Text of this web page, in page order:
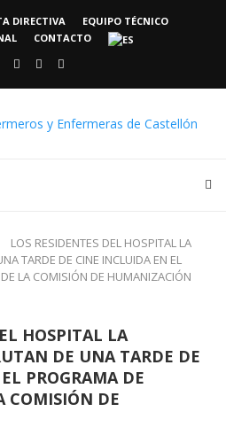
DIRECTIVA
EQUIPO TÉCNICO
CONTACTO
LOS RESIDENTES DEL HOSPITAL LA
TARDE DE CINE INCLUIDA EN EL
LA COMISIÓN DE HUMANIZACIÓN
HOSPITAL LA
DE UNA TARDE DE
PROGRAMA DE
COMISIÓN DE